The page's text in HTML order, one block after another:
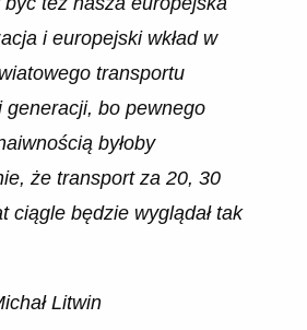
i europejski wkład w
transportu
generacji, bo pewnego
byłoby
że transport za 20, 30
ciągle będzie wyglądał tak
Litwin